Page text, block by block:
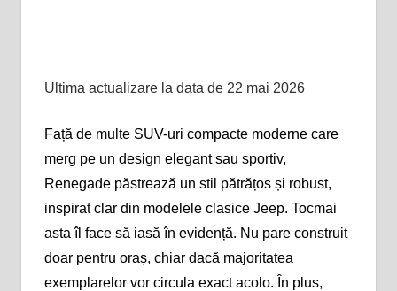
Ultima actualizare la data de 22 mai 2026
Față de multe SUV-uri compacte moderne care
merg pe un design elegant sau sportiv,
Renegade păstrează un stil pătrățos și robust,
inspirat clar din modelele clasice Jeep. Tocmai
asta îl face să iasă în evidență. Nu pare construit
doar pentru oraș, chiar dacă majoritatea
exemplarelor vor circula exact acolo. În plus,